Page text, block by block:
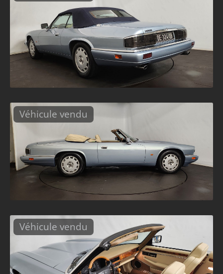
Véhicule vendu
Véhicule vendu